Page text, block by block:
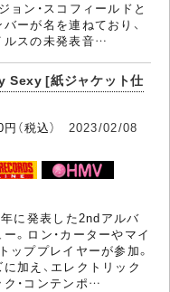
ョン・スコフィールドと
ーが名を連ねており、
ルスの未発表音…
Sexy [紙ジャケット仕
（税込） 2023/02/08
に発表した2ndアルバ
。ロン・カーターやマイ
ッププレイヤーが参加。
加え、エレクトリック
・コンテンポ…